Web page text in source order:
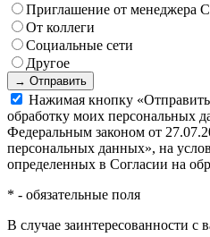
Приглашение от менеджера
От коллеги
Социальные сети
Другое
→ Отправить
Нажимая кнопку
обработку моих персональных
Федеральным законом от
персональных данных», на
определенных в Согласии на
* - обязательные поля
В случае заинтересованности с